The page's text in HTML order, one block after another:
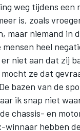
weg tijdens een
is, zoals
maar niemand in
heel
niet aan dat zij
ze dat
bazen van de
ik snap niet
chassis- en
winnaar hebben